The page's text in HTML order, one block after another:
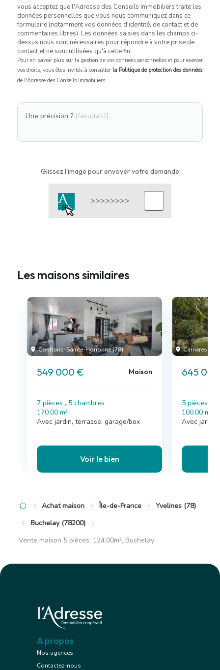
vous acceptez que l'Adresse des Conseils Immobiliers traite les
données personnelles que vous nous communiquez dans ce
formulaire (notamment vos données d'identité, de contact et de
commentaires libres). Les données saisies dans les champs ci-
dessus nous sont nécessaires pour répondre à votre prise de
contact et ne sont utilisées qu'à cette fin.
Pour en savoir plus sur la gestion de vos données personnelles et pour exercer
vos droits, vous êtes invités à consulter la Politique de protection des données
de l'Adresse des Conseils Immobiliers.
Une précision ? (facultatif)
Glissez l'image pour envoyer votre demande
Les maisons similaires
Conflans-Sainte-Honorine (78)
549 000 € Maison
7 pièces , 5 chambres
170.00 m²
Avec jardin, terrasse, garage/box
Voir le bien
Carrières-
645
5 pièces , 4
100.00 m²
Avec
Achat maison Île-de-France
Yvelines (78)
Buchelay (78200)
Vente maison 5 pièces, 124.00m², Buchelay
A propos
Nos agences
Contactez-nous